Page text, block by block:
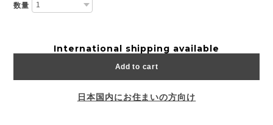
数量
International shipping available
Add to cart
日本国内にお住まいの方向け